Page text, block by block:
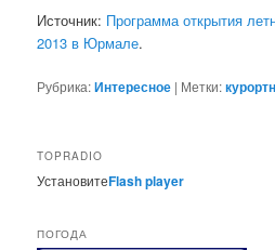
Источник: Программа открытия
2013 в Юрмале.
Рубрика:Интересное | Метки:
TOPRADIO
УстановитеFlash player
ПОГОДА